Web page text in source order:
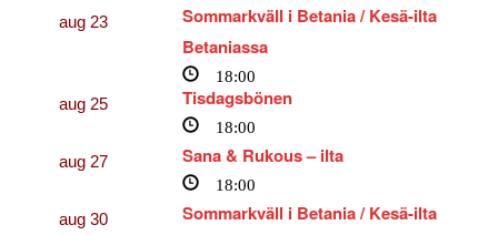
aug 23
Sommarkväll i Betania / Kesä-ilta
Betaniassa
18:00
aug 25 Tisdagsbönen
18:00
aug 27 Sana & Rukous – ilta
18:00
aug 30
Sommarkväll i Betania / Kesä-ilta